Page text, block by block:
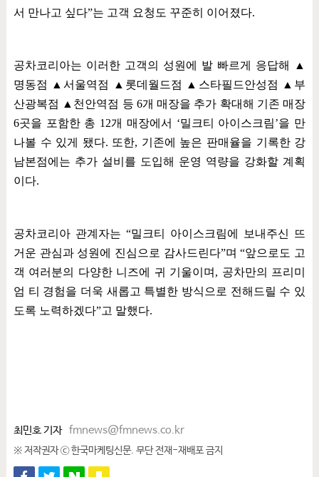
서 만나고 싶다”는 고객 요청도 꾸준히 이어졌다.
공차코리아는 이러한 고객의 성원에 발 빠르게 응답해
▲
명동점
▲서울역점 ▲ 롯데월드점 ▲ 스타필드안성점 ▲ 부
산광복점 ▲ 천안역점 등 6개 매장을 추가 확대해 기존 매장
6곳을 포함한 총 12개 매장에서 ‘밀크티 아이스크림’을 만
나볼 수 있게 됐다. 또한, 기존에 높은 판매율을 기록한 강
남본점에는 추가 설비를 도입해 운영 역량을 강화할 계획
이다.
공차코리아 관계자는 “밀크티 아이스크림에 보내주신 뜨
거운 관심과 성원에 진심으로 감사드린다”며“앞으로도 고
객 여러분의 다양한 니즈에 귀 기울이며 , 공차만의 프리미
엄 티 경험을 더욱 새롭고 특별한 방식으로 전해드릴 수 있
도록 노력하겠다”고 말했다.
최민호 기자 fmnews@fmnews.co.kr
※ 저작권자 ⓒ 한국마케팅신문. 무단 전재-재배포 금지